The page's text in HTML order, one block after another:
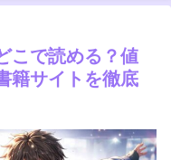
こで読める？値
籍サイトを徹底